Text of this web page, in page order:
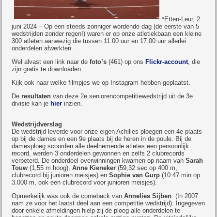
*Etten-Leur, 2
juni 2024 – Op een steeds zonniger wordende dag (de eerste van 5
wedstrijden zonder regen!) waren er op onze atletiekbaan een kleine
300 atleten aanwezig die tussen 11:00 uur en 17:00 uur allerlei
onderdelen afwerkten.
Wel alvast een link naar defoto’s (461) op ons Flickr-account, die
zijn gratis te downloaden.
Kijk ook naar welke filmpjes we op Instagram hebben geplaatst.
De resultaten van deze 2e seniorencompetitiewedstrijd uit de 3e
divisie kan je hier inzien.
Wedstrijdverslag
De wedstrijd leverde voor onze eigen Achilles ploegen een 4e plaats
op bij de dames en een 9e plaats bij de heren in de poule. Bij de
damesploeg scoorden alle deelnemende atletes een persoonlijk
record, werden 3 onderdelen gewonnen en zelfs 2 clubrecords
verbeterd. De onderdeel overwinningen kwamen op naam vanSarah
Touw (1,55 m hoog),Anne Kieneker (59,32 sec op 400 m,
clubrecord bij junioren meisjes) enSophie van Gurp (10:47 min op
3.000 m, ook een clubrecord voor junioren meisjes).
Opmerkelijk was ook de comeback vanAnnelies Sijben. (In 2007
nam ze voor het laatst deel aan een competitie wedstrijd). Ingegeven
door enkele afmeldingen hielp zij de ploeg alle onderdelen te